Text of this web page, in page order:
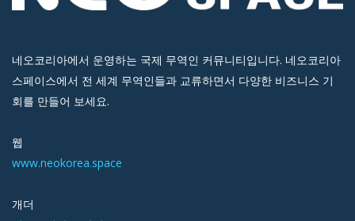
네오코리아에서 운영하는 국제 무역인 커뮤니티입니다. 네오코리아
스페이스에서 전 세계 무역인들과 교류하면서 다양한 비즈니스 기
회를 만들어 보세요.
웹
www.neokorea.space
개더